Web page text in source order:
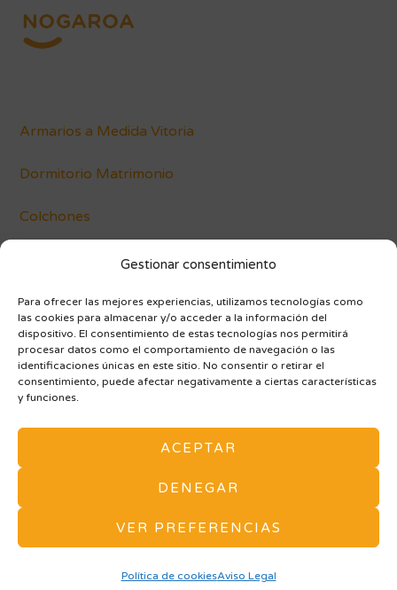
Gestionar consentimiento
Para ofrecer las mejores experiencias, utilizamos tecnologías como
las cookies para almacenar y/o acceder a la información del
dispositivo. El consentimiento de estas tecnologías nos permitirá
procesar datos como el comportamiento de navegación o las
identificaciones únicas en este sitio. No consentir o retirar el
consentimiento, puede afectar negativamente a ciertas características
y funciones.
ACEPTAR
DENEGAR
VER PREFERENCIAS
Política de cookiesAviso Legal
Armarios a Medida Vitoria
Dormitorio Matrimonio
Colchones
Blog
AVISO LEGAL Y POLÍTICA DE PRIVACIDAD
ARMARIOS A MEDIDA
MAPA DE SITIO
Tu tienda de Muebles y Decoración en Vitoria. -
Vivarea Nogaroa © Todos los derechos reservados. -
Diseño Web Zaragoza Balboa Media